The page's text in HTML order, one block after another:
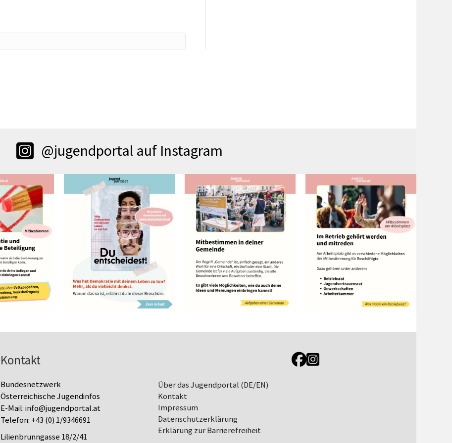
@jugendportal auf Instagram
Kontakt
Bundesnetzwerk
Österreichische Jugendinfos
E-Mail:info@jugendportal.at
Telefon:+43 (0) 1/9346691
Lilienbrunngasse 18/2/41
Über das Jugendportal (DE/EN)
Kontakt
Impressum
Datenschutz­erklärung
Erklärung zur Barrierefreiheit
Link zur Jugendportal Facebookseite
Link zur Jugendportal Instagramseite